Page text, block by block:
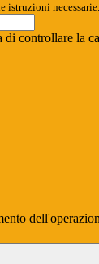
istruzioni necessarie.
controllare la